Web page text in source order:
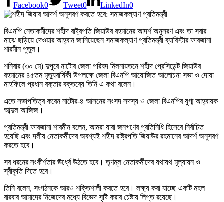
Facebook0 Tweet0 LinkedIn0
বিএনপি নেতাকর্মীদের শহীদ রাষ্ট্রপতি জিয়াউর রহমানের আদর্শ অনুসরণ এবং তা সবার
মাঝে ছড়িয়ে দেওয়ার আহ্বান জানিয়েছেন সমাজকল্যাণ প্রতিমন্ত্রী ব্যারিস্টার ফারজানা
শারমীন পুতুল।
শনিবার (৩০ মে) দুপুরে নাটোর জেলা পরিষদ মিলনায়তনে শহীদ প্রেসিডেন্ট জিয়াউর
রহমানের ৪৫তম মৃত্যুবার্ষিকী উপলক্ষে জেলা বিএনপি আয়োজিত আলোচনা সভা ও দোয়া
মাহফিলে প্রধান বক্তার বক্তব্যে তিনি এ কথা বলেন।
এতে সভাপতিত্ব করেন নাটোর-৪ আসনের সংসদ সদস্য ও জেলা বিএনপির যুগ্ম আহ্বায়ক
আব্দুল আজিজ।
প্রতিমন্ত্রী ফারজানা শারমীন বলেন, আমরা যারা জনগণের প্রতিনিধি হিসেবে নির্বাচিত
হয়েছি এবং দলীয় নেতাকর্মীদের অবশ্যই শহীদ রাষ্ট্রপতি জিয়াউর রহমানের আদর্শ অনুসরণ
করতে হবে।
সব ধরনের সংকীর্ণতার ঊর্ধ্বে উঠতে হবে। তৃণমূল নেতাকর্মীদের যথাযথ মূল্যায়ন ও
স্বীকৃতি দিতে হবে।
তিনি বলেন, সংগঠনকে আরও শক্তিশালী করতে হবে। লক্ষ্য করা যাচ্ছে একটি মহল
বারবার আমাদের নিজেদের মধ্যে বিভেদ সৃষ্টি করার চেষ্টায় লিপ্ত রয়েছে।